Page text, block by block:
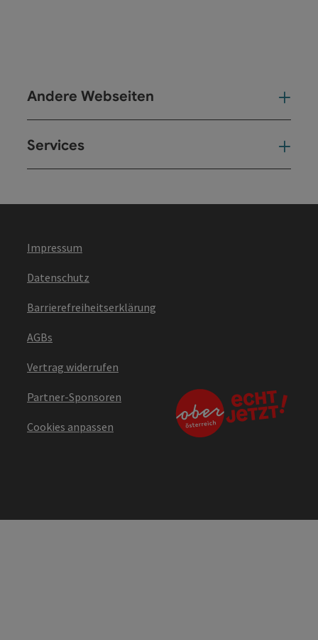
Andere Webseiten
Services
Impressum
Datenschutz
Barrierefreiheitserklärung
AGBs
Vertrag widerrufen
Partner-Sponsoren
Cookies anpassen